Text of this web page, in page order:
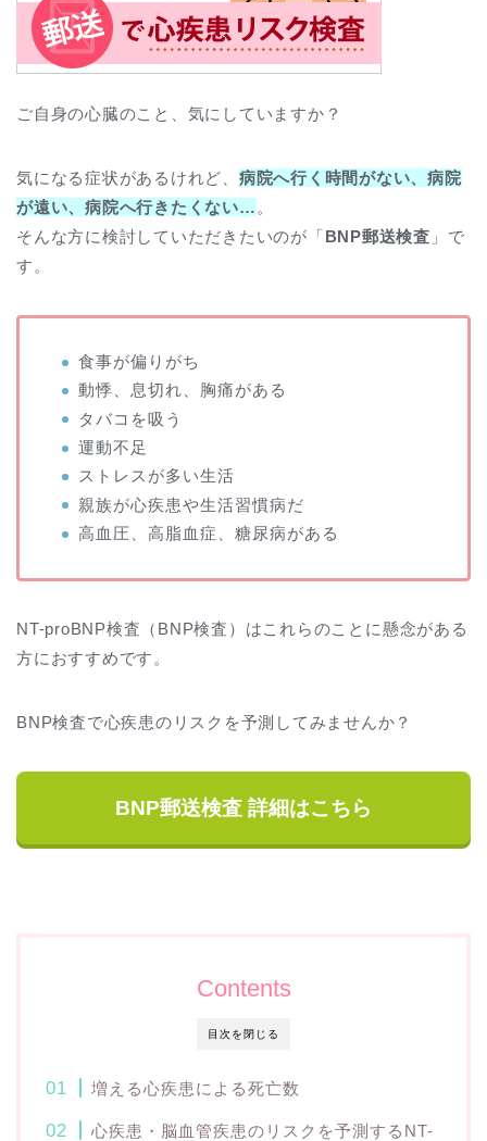
ご自身の心臓のこと、気にしていますか？
気になる症状があるけれど、 病院へ行く時間がない、病院
が遠い、病院へ行きたくない… 。
そんな方に検討していただきたいのが「BNP郵送検査 」で
す。
食事が偏りがち
動悸、息切れ、胸痛がある
タバコを吸う
運動不足
ストレスが多い生活
親族が心疾患や生活習慣病だ
高血圧、高脂血症、糖尿病がある
NT-proBNP検査（BNP検査）はこれらのことに懸念がある
方におすすめです。
BNP検査で心疾患のリスクを予測してみませんか？
BNP郵送検査 詳細はこちら
目次を閉じる
Contents
増える心疾患による死亡数
心疾患・脳血管疾患のリスクを予測するNT-